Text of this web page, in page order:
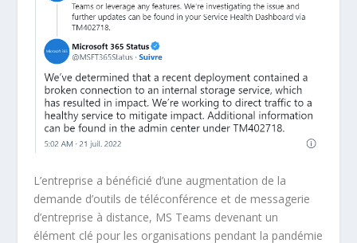
L’entreprise a bénéficié d’une augmentation de la
demande d’outils de téléconférence et de messagerie
d’entreprise à distance, MS Teams devenant un
élément clé pour les organisations pendant la pandémie